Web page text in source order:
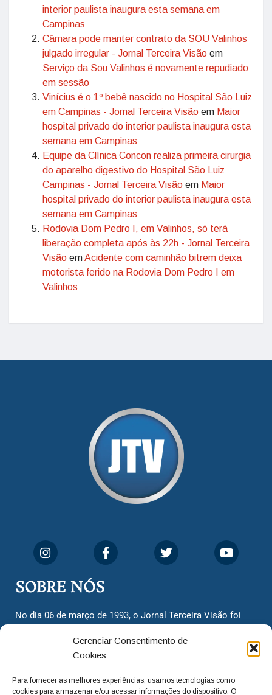
Gerenciar Consentimento de
Cookies
Para fornecer as melhores experiências, usamos tecnologias como
cookies para armazenar e/ou acessar informações do dispositivo. O
interior paulista inaugura esta semana em
Campinas
Câmara pode manter contrato da SOU Valinhos
julgado irregular - Jornal Terceira Visão em
Serviço da Sou Valinhos é novamente repudiado
em sessão
Vinícius é o 1º bebê nascido no Hospital São Luiz
em Campinas - Jornal Terceira Visão em Maior
hospital privado do interior paulista inaugura esta
semana em Campinas
Equipe da Clínica Concon realiza primeira cirurgia
do aparelho digestivo do Hospital São Luiz
Campinas - Jornal Terceira Visão em Maior
hospital privado do interior paulista inaugura esta
semana em Campinas
Rodovia Dom Pedro I, em Valinhos, só terá
liberação completa após às 22h - Jornal Terceira
Visão emAcidente com caminhão bitrem deixa
motorista ferido na Rodovia Dom Pedro I em
Valinhos
SOBRE NÓS
No dia 06 de março de 1993, o Jornal Terceira Visão foi
cidadãos valinhenses, já que naquela época só existiam
dois jornais. Há mais de 30 anos, o jornal continua
com o foco de trazer as melhores notícias. Nunca